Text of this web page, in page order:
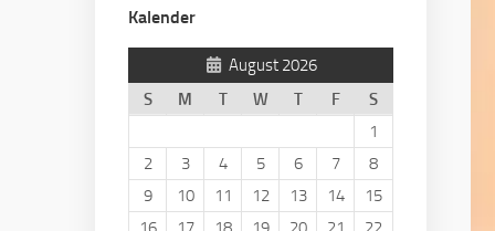
Kalender
August 2026
S
M T W T F
S
1
2
3 4 5 6 7
8
9
10 11 12 13 14
15